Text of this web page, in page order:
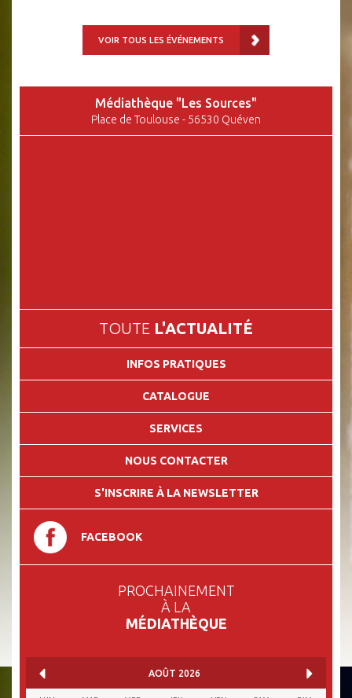
VOIR TOUS LES ÉVÉNEMENTS
Médiathèque "Les Sources"
Place de Toulouse - 56530 Quéven
TOUTE L'ACTUALITÉ
INFOS PRATIQUES
CATALOGUE
SERVICES
NOUS CONTACTER
S'INSCRIRE À LA NEWSLETTER
FACEBOOK
PROCHAINEMENT
À LA
MÉDIATHÈQUE
AOÛT 2026